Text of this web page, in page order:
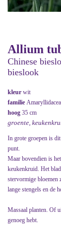
Allium
Chinese
bieslook
kleur wit
familie
hoog 35 cm
groente,
In grote groepen is
punt.
Maar bovendien is
keukenkruid. Het
stervormige bloemen
lange stengels en de
Massaal planten. Of
genoeg hebt.